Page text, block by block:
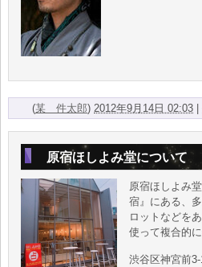
(某 件太郎) 2012年9月14日 02:03 |
原宿ほしよみ堂について
原宿ほしよみ
宿』にある、
ロットなどを
使って複合的
渋谷区神宮前